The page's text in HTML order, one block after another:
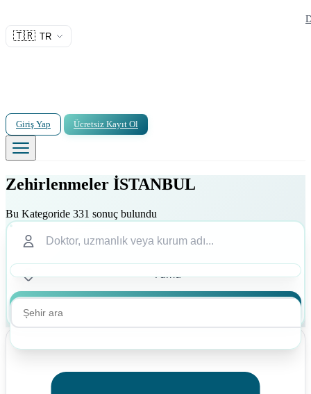
🇹🇷 TR
Giriş Yap Ücretsiz Kayıt Ol
Zehirlenmeler İSTANBUL
Bu Kategoride 331 sonuç bulundu